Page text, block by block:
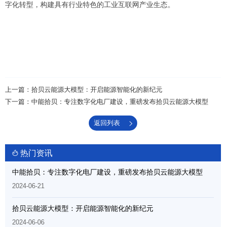
字化转型，构建具有行业特色的工业互联网产业生态。
上一篇：拾贝云能源大模型：开启能源智能化的新纪元
下一篇：中能拾贝：专注数字化电厂建设，重磅发布拾贝云能源大模型
返回列表
热门资讯
中能拾贝：专注数字化电厂建设，重磅发布拾贝云能源大模型
2024-06-21
拾贝云能源大模型：开启能源智能化的新纪元
2024-06-06